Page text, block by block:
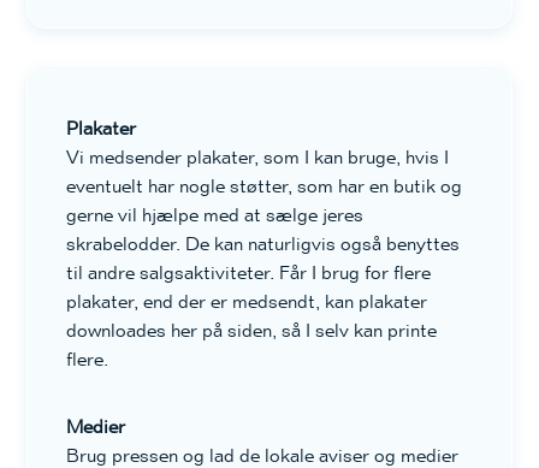
Plakater
Vi medsender plakater, som I kan bruge, hvis I
eventuelt har nogle støtter, som har en butik og
gerne vil hjælpe med at sælge jeres
skrabelodder. De kan naturligvis også benyttes
til andre salgsaktiviteter. Får I brug for flere
plakater, end der er medsendt, kan plakater
downloades her på siden, så I selv kan printe
flere.
Medier
Brug pressen og lad de lokale aviser og medier